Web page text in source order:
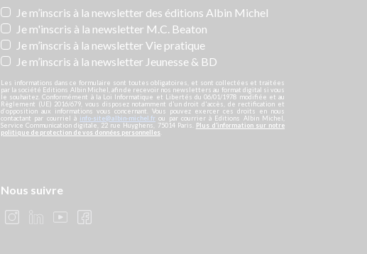
Newsletters
Je m’inscris à la newsletter des éditions Albin Michel
Je m'inscris à la newsletter M.C. Beaton
Je m’inscris à la newsletter Vie pratique
Je m’inscris à la newsletter Jeunesse & BD
Les informations dans ce formulaire sont toutes obligatoires, et sont collectées et traitées
par la société Editions Albin Michel, afin de recevoir nos newsletters au format digital si vous
le souhaitez. Conformément à la Loi Informatique et Libertés du 06/01/1978 modifiée et au
Règlement (UE) 2016/679, vous disposez notamment d'un droit d'accès, de rectification et
d’opposition aux informations vous concernant. Vous pouvez exercer ces droits en nous
contactant par courriel à info-site@albin-michel.fr ou par courrier à Editions Albin Michel,
Service Communication digitale, 22 rue Huyghens, 75014 Paris.
Plus d’information sur notre
politique de protection de vos données personnelles
Nous suivre